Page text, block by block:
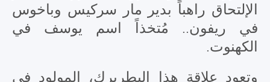
الإلتحاق راهباً بدير مار سركيس وباخوس
في ريفون.. مُتخذاً اسم يوسف في
الكهنوت.
وتعود علاقة هذا البطريرك، المولود في